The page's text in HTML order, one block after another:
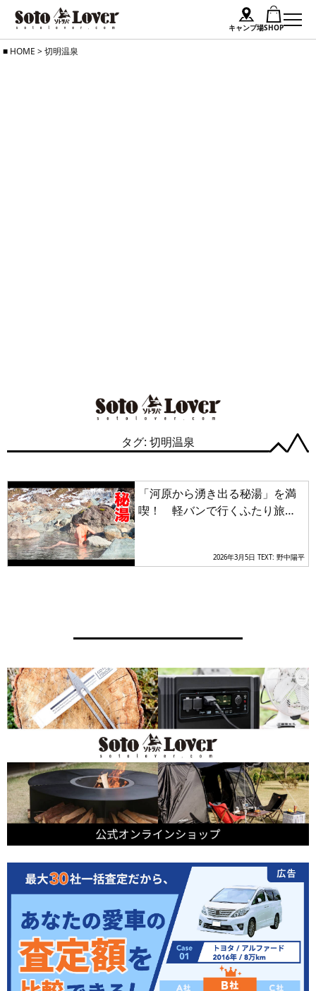
キャンプ場SHOP
SkipHOME >切明温泉
タグ: 切明温泉
「河原から湧き出る秘湯」を満
喫！ 軽バンで行くふたり旅秋
2026年3月5日 TEXT: 野中陽平